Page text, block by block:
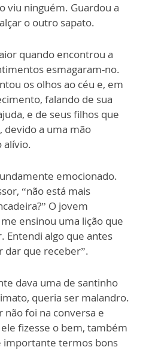
viu ninguém. Guardou a
o outro sapato.
quando encontrou a
esmagaram-no.
os olhos ao céu e, em
falando de sua
e de seus filhos que
devido a uma mão
alívio.
emocionado.
“não está mais
O jovem
ensinou uma lição que
Entendi algo que antes
dar que receber”.
dava uma de santinho
queria ser malandro.
foi na conversa e
fizesse o bem, também
importante termos bons